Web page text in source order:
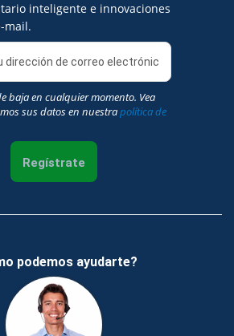
inteligente e innovaciones
mail.
baja en cualquier momento. Vea
sus datos en nuestrapolítica de
Regístrate
podemos ayudarte?